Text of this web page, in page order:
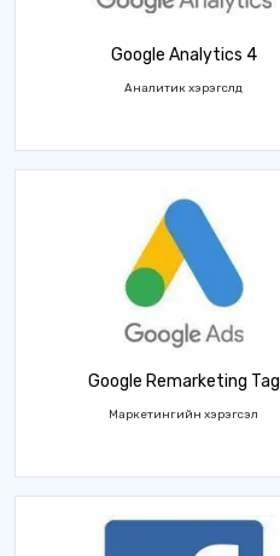
Google Analytics 4
Аналитик хэрэгслүүд
Google Remarketing Tag
Маркетингийн хэрэгсэл